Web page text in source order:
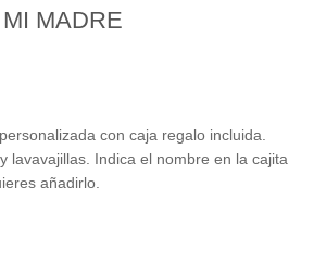
MADRE
con caja regalo incluida.
lavavajillas. Indica el nombre en la cajita
añadirlo.